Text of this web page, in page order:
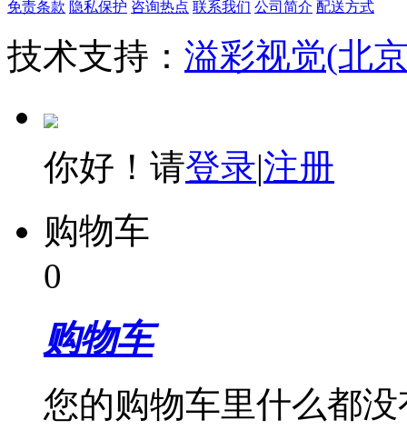
免责条款 隐私保护 咨询热点 联系我们 公司简介 配送方式
技术支持： 溢彩视觉(北
你好！请登录|注册
购物车
0
购物车
您的购物车里什么都没